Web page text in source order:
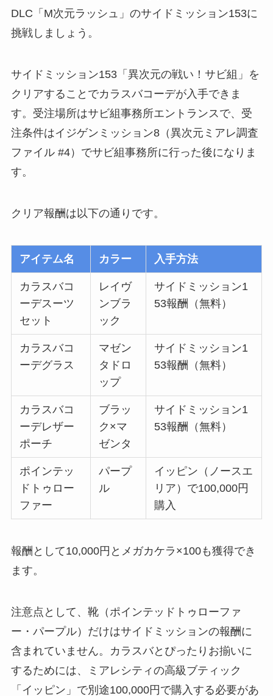
DLC「M次元ラッシュ」のサイドミッション153に
挑戦しましょう。
サイドミッション153「異次元の戦い！サビ組」を
クリアすることでカラスバコーデが入手できま
す。受注場所はサビ組事務所エントランスで、受
注条件はイジゲンミッション8（異次元ミアレ調査
ファイル #4）でサビ組事務所に行った後になりま
す。
クリア報酬は以下の通りです。
アイテム名 カラー 入手方法
カラスバコ
ーデスーツ
セット
レイヴ
ンブラ
ック
サイドミッション1
53報酬（無料）
カラスバコ
ーデグラス
マゼン
タドロ
ップ
サイドミッション1
53報酬（無料）
カラスバコ
ーデレザー
ポーチ
ブラッ
ク×マ
ゼンタ
サイドミッション1
53報酬（無料）
ポインテッ
ドトゥロー
ファー
パープ
ル
イッピン（ノースエ
リア）で100,000円
購入
報酬として10,000円とメガカケラ×100も獲得でき
ます。
注意点として、靴（ポインテッドトゥローファ
ー・パープル）だけはサイドミッションの報酬に
含まれていません。カラスバとぴったりお揃いに
するためには、ミアレシティの高級ブティック
「イッピン」で別途100,000円で購入する必要があ